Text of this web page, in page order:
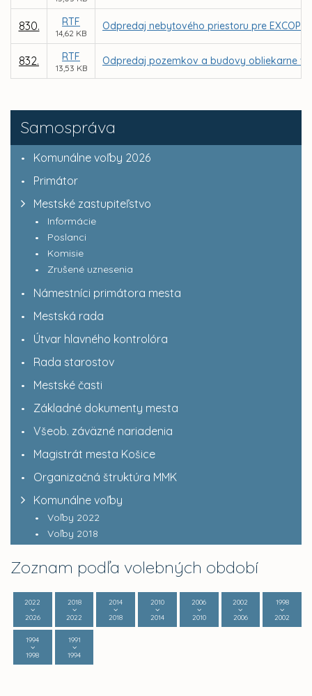
Samospráva
Komunálne voľby 2026
Primátor
Mestské zastupiteľstvo
Informácie
Poslanci
Komisie
Zrušené uznesenia
Námestníci primátora mesta
Mestská rada
Útvar hlavného kontrolóra
Rada starostov
Mestské časti
Základné dokumenty mesta
Všeob. záväzné nariadenia
Magistrát mesta Košice
Organizačná štruktúra MMK
Komunálne voľby
Voľby 2022
Voľby 2018
Zoznam podľa volebných období
2022
2026
2018
2022
2014
2018
2010
2014
2006
2010
2002
2006
1998
2002
1994
1998
1991
1994
830. RTF
14,62 KB
Odpredaj nebytového priestoru pre EXCOP
832. RTF
13,53 KB
Odpredaj pozemkov a budovy obliekarne v